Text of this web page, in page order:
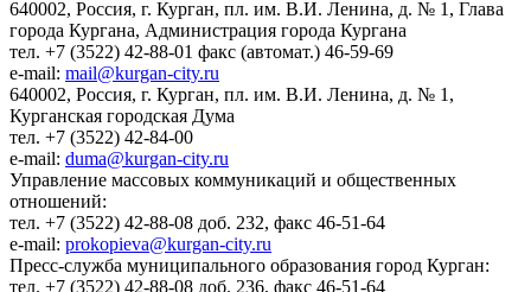
640002, Россия, г. Курган, пл. им. В.И. Ленина, д. № 1, Глава
города Кургана, Администрация города Кургана
тел. +7 (3522) 42-88-01 факс (автомат.) 46-59-69
e-mail: mail@kurgan-city.ru
640002, Россия, г. Курган, пл. им. В.И. Ленина, д. № 1,
Курганская городская Дума
тел. +7 (3522) 42-84-00
e-mail: duma@kurgan-city.ru
Управление массовых коммуникаций и общественных
отношений:
тел. +7 (3522) 42-88-08 доб. 232, факс 46-51-64
e-mail: prokopieva@kurgan-city.ru
Пресс-служба муниципального образования город Курган:
тел. +7 (3522) 42-88-08 доб. 236, факс 46-51-64